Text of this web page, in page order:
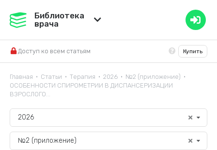
Медвестник
Справочник ЛС
Библиотека
врача
Доступ ко всем статьям Купить
Главная • Статьи • Терапия • 2026 • №2 (приложение) •
ОСОБЕННОСТИ СПИРОМЕТРИИ В ДИСПАНСЕРИЗАЦИИ
ВЗРОСЛОГО...
2026
№2 (приложение)